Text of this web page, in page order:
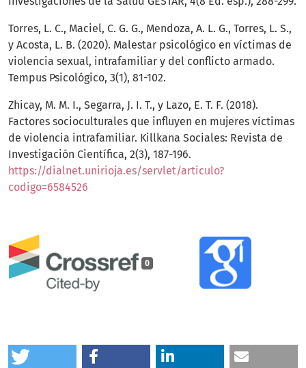
0
Torres, L. C., Maciel, C. G. G., Mendoza, A. L. G., Torres, L. S.,
y Acosta, L. B. (2020). Malestar psicológico en víctimas de
violencia sexual, intrafamiliar y del conflicto armado.
Tempus Psicológico, 3(1), 81-102.
Zhicay, M. M. I., Segarra, J. I. T., y Lazo, E. T. F. (2018).
Factores socioculturales que influyen en mujeres víctimas
de violencia intrafamiliar. Killkana Sociales: Revista de
Investigación Científica, 2(3), 187-196.
https://dialnet.unirioja.es/servlet/articulo?
codigo=6584526